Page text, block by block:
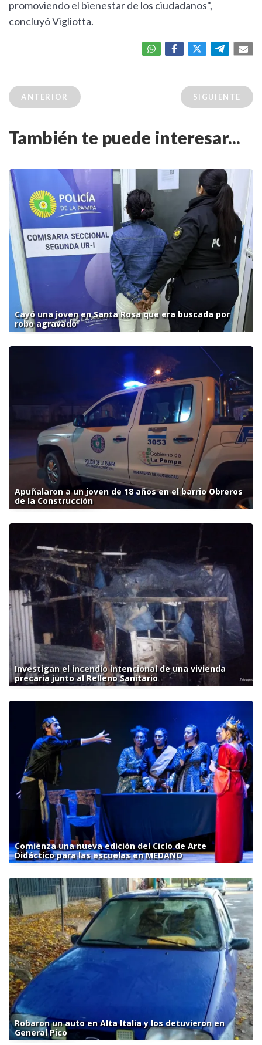
promoviendo el bienestar de los ciudadanos",
concluyó Vigliotta.
ANTERIOR SIGUIENTE
También te puede interesar...
Cayó una joven en Santa Rosa que era buscada por
robo agravado
Apuñalaron a un joven de 18 años en el barrio Obreros
de la Construcción
Investigan el incendio intencional de una vivienda
precaria junto al Relleno Sanitario
Comienza una nueva edición del Ciclo de Arte
Didáctico para las escuelas en MEDANO
Robaron un auto en Alta Italia y los detuvieron en
General Pico